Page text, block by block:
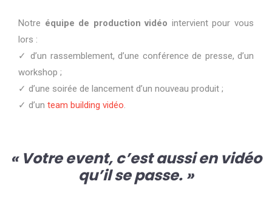
Notre équipe de production vidéo intervient pour vous
lors :
✓ d’un rassemblement, d’une conférence de presse, d’un
workshop ;
✓ d’une soirée de lancement d’un nouveau produit ;
✓ d’un team building vidéo.
« Votre event, c’est aussi en vidéo
qu’il se passe. »